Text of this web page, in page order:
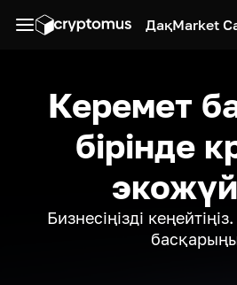
ДақMarket
Керемет
бірінде
Бизнесіңізді